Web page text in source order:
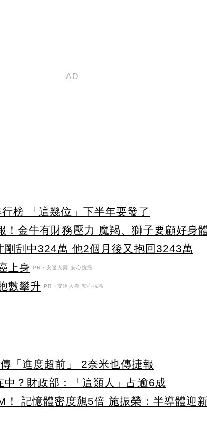
榜 「這幾位」下半年要發了
！金牛有財務壓力 魔羯、獅子要顧好身
剛刮中324萬 他2個月後又抱回3243萬
上身
PR・安達人壽 安心抗癌
數攀升 PR・安達人壽 安心抗癌
「進度超前」 2奈米也傳捷報
中？財政部：「這類人」占逾6成
！ 記憶體密度飆5倍 施振榮：半導體迎